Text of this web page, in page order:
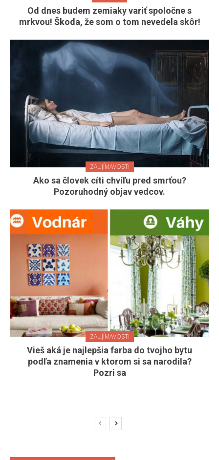
Od dnes budem zemiaky variť spoločne s
mrkvou! Škoda, že som o tom nevedela skôr!
ZAUJÍMAVOSTI
Ako sa človek cíti chvíľu pred smrťou?
Pozoruhodný objav vedcov.
ZAUJÍMAVOSTI
Vieš aká je najlepšia farba do tvojho bytu
podľa znamenia v ktorom si sa narodila?
Pozri sa